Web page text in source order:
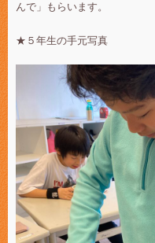
んで」もらいます。
★５年生の手元写真